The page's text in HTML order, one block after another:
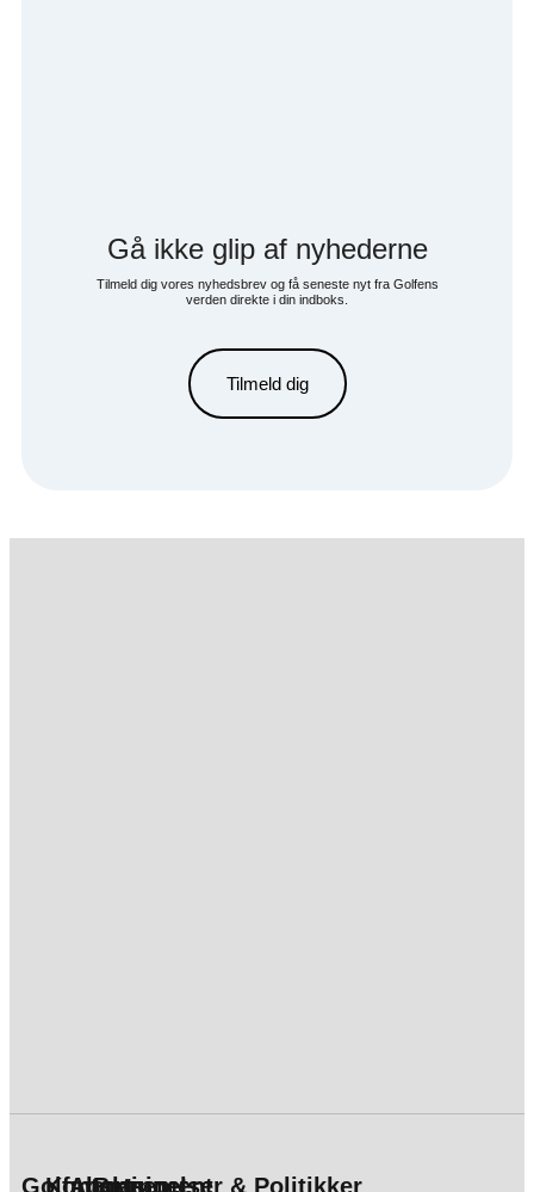
Gå ikke glip af nyhederne
Tilmeld dig vores nyhedsbrev og få seneste nyt fra Golfens
verden direkte i din indboks.
Tilmeld dig
Golfmagasinet
Kontakt
Abonnement
Betingelser & Politikker